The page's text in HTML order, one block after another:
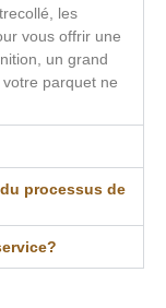
les
vous offrir une
un grand
parquet ne
processus de